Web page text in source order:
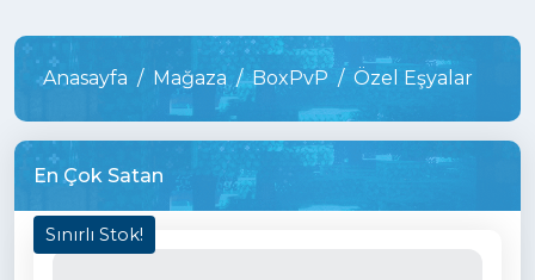
Anasayfa Mağaza BoxPvP Özel Eşyalar
En Çok Satan
Sınırlı Stok!